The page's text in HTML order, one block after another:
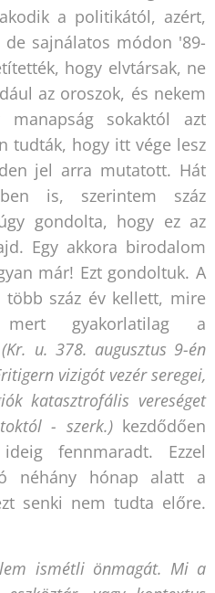
a politikától, azért,
sajnálatos módon '89-
hogy elvtársak, ne
az oroszok, és nekem
sokaktól azt
tudták, hogy itt vége lesz
jel arra mutatott. Hát
is, szerintem száz
gondolta, hogy ez az
Egy akkora birodalom
már! Ezt gondoltuk. A
száz év kellett, mire
mert gyakorlatilag a
(Kr. u. 378. augusztus 9-én
vizigót vezér seregei,
katasztrofális vereséget
- szerk.)kezdődően
fennmaradt. Ezzel
néhány hónap alatt a
senki nem tudta előre.
ismétli önmagát. Mi a